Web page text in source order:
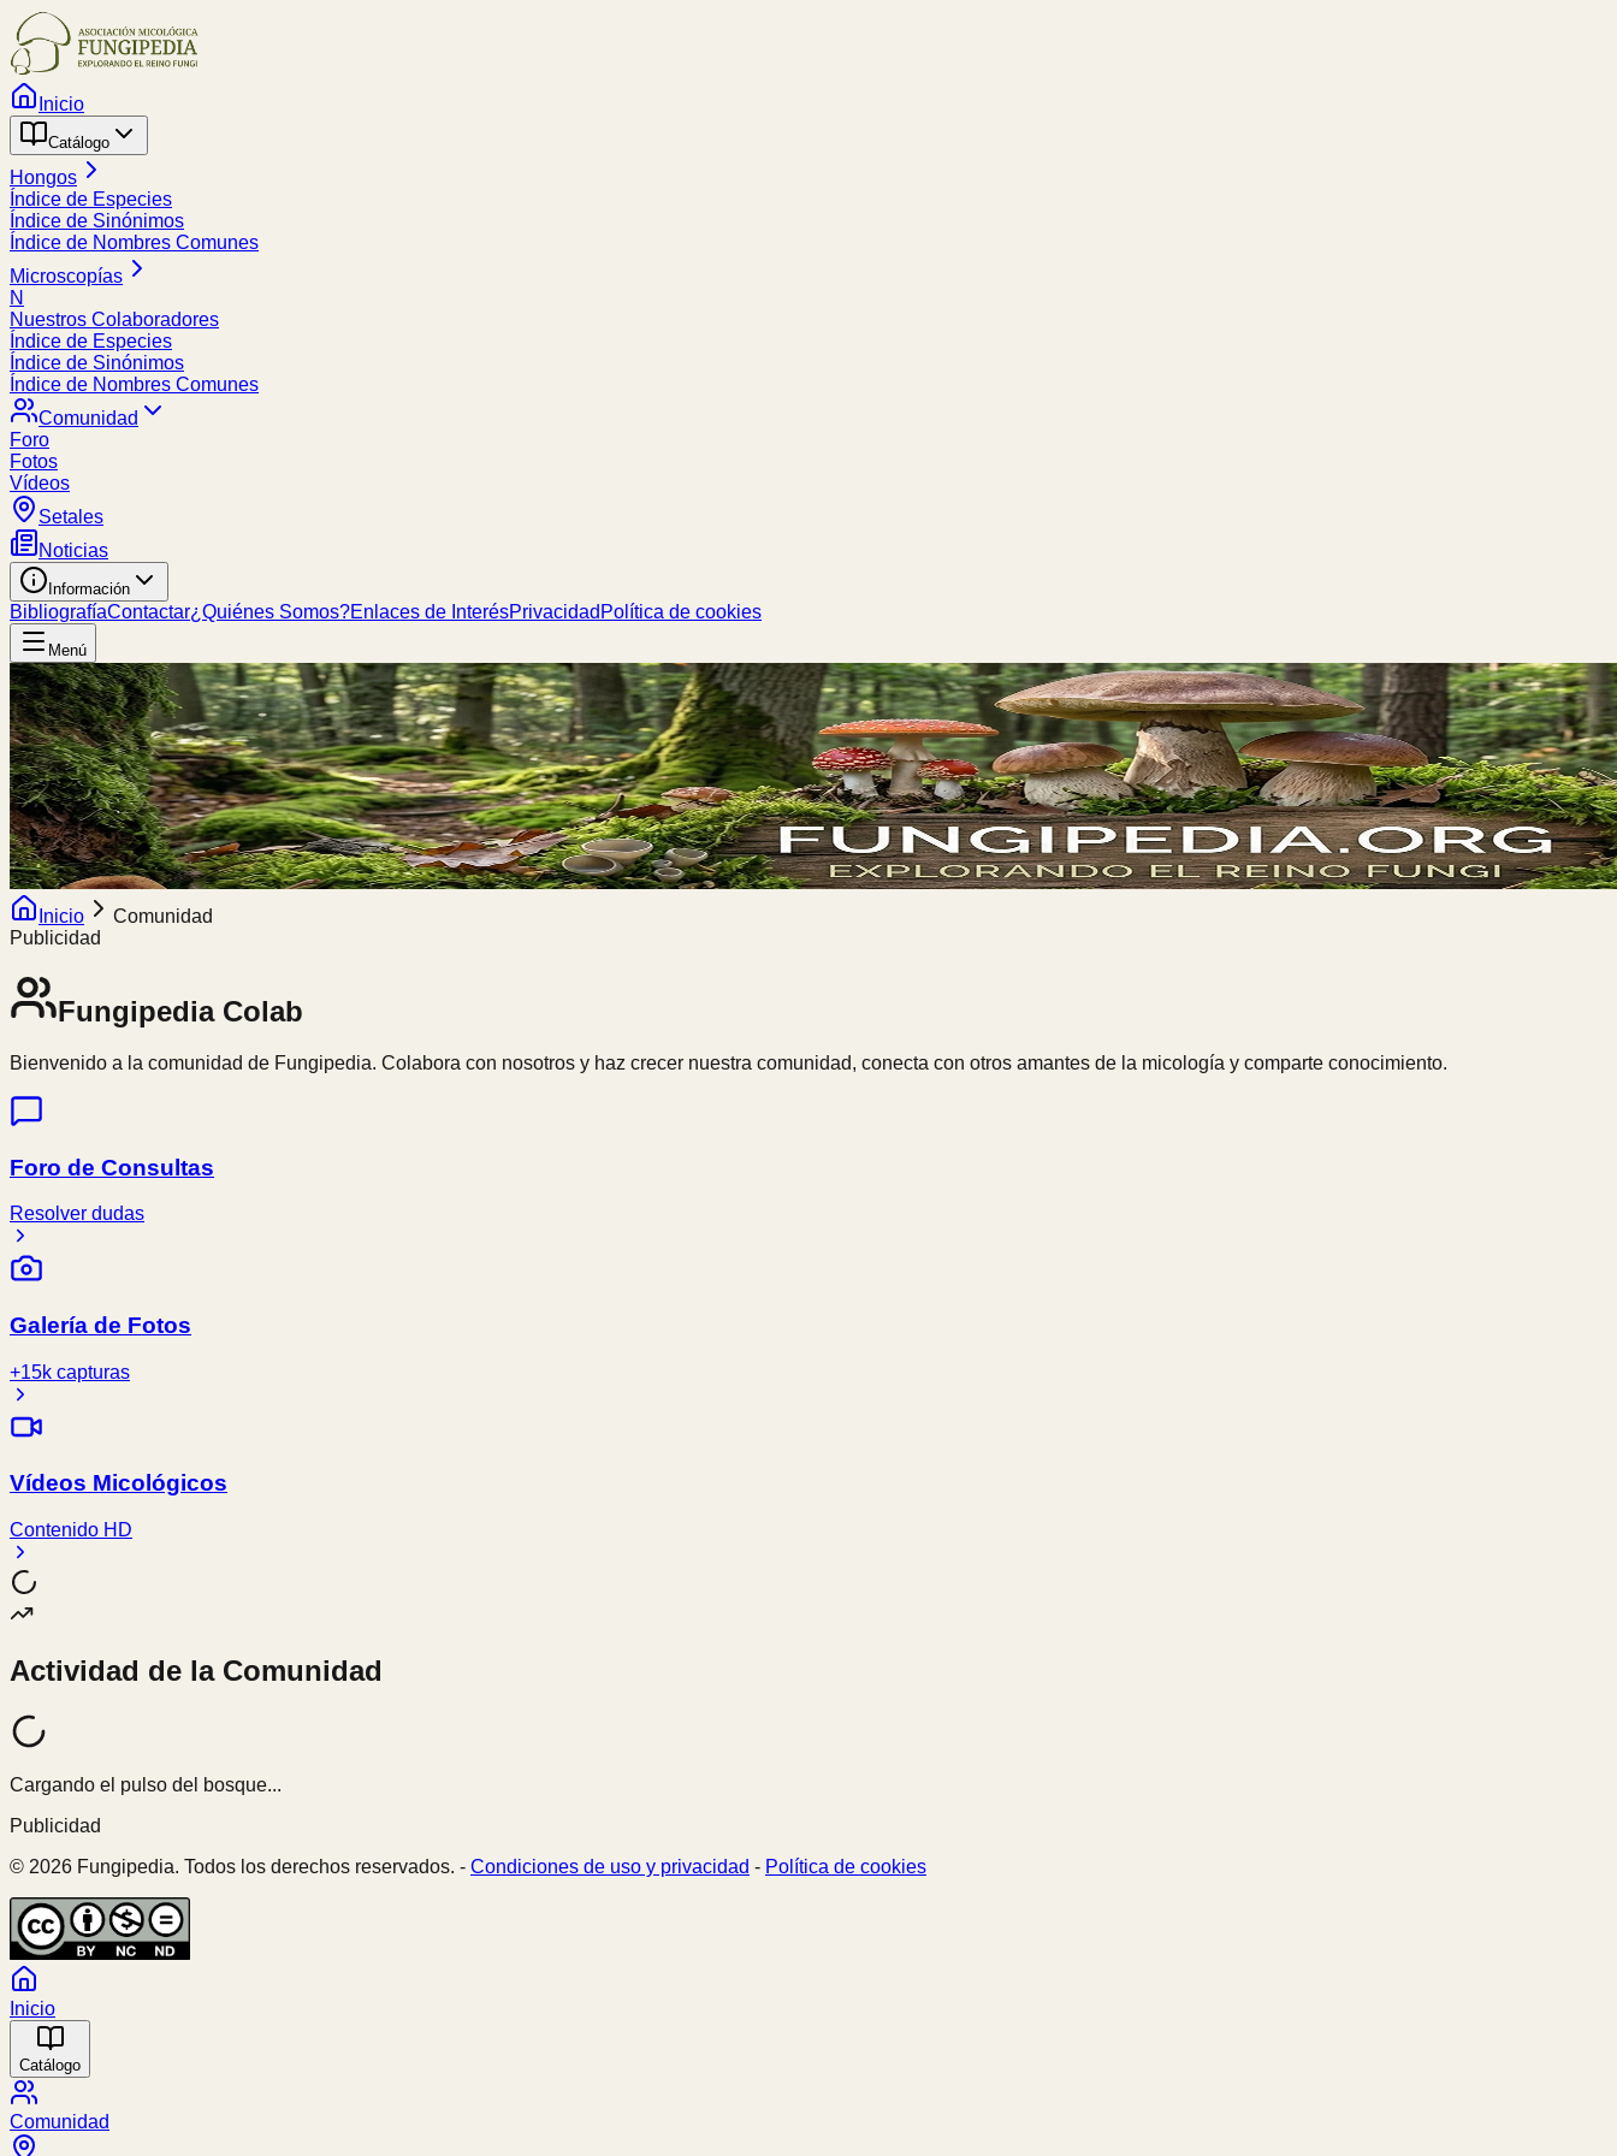
Inicio
Catálogo
Hongos
Índice de Especies
Índice de Sinónimos
Índice de Nombres Comunes
Microscopías
N
Nuestros Colaboradores
Índice de Especies
Índice de Sinónimos
Índice de Nombres Comunes
Comunidad
Foro
Fotos
Vídeos
Setales
Noticias
Información
BibliografíaContactar¿Quiénes Somos?Enlaces de InterésPrivacidad Política de cookies
Menú
Inicio
Comunidad
Publicidad
FungipediaColab
Bienvenido a la comunidad de Fungipedia. Colabora con nosotros y haz crecer nuestra comunidad, conecta con otros amantes de la micología y comparte conocimiento.
Foro de Consultas
Resolver dudas
Galería de Fotos
+15k capturas
Vídeos Micológicos
Contenido HD
Actividad de la Comunidad
Cargando el pulso del bosque...
Publicidad
© 2026 Fungipedia. Todos los derechos reservados. - Condiciones de uso y privacidad - Política de cookies
Inicio
Catálogo
Comunidad